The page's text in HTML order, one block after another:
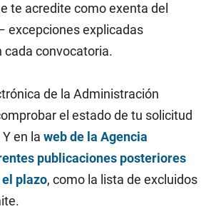
te acredite como exenta del
excepciones explicadas
convocatoria.
de la Administración
el estado de tu solicitud
en la web de la Agencia
publicaciones posteriores
plazo, como la lista de excluidos